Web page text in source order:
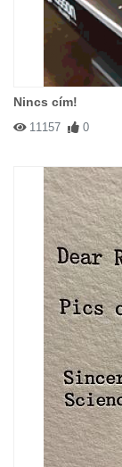
Nincs cím!
11157 0